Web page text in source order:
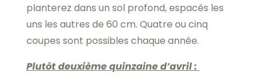
planterez dans un sol profond, espacés les
uns les autres de 60 cm. Quatre ou cinq
coupes sont possibles chaque année.
Plutôt deuxième quinzaine d’avril :